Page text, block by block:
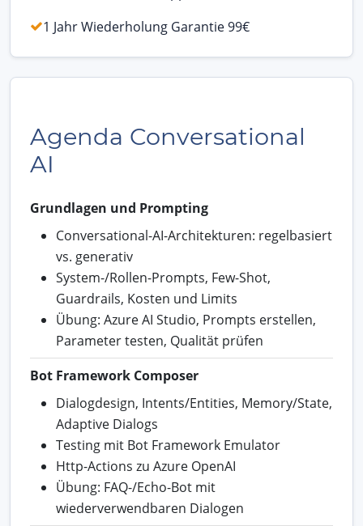
1 Jahr Wiederholung Garantie 99€
Agenda Conversational
AI
Grundlagen und Prompting
Conversational-AI-Architekturen: regelbasiert
vs. generativ
System-/Rollen-Prompts, Few-Shot,
Guardrails, Kosten und Limits
Übung: Azure AI Studio, Prompts erstellen,
Parameter testen, Qualität prüfen
Bot Framework Composer
Dialogdesign, Intents/Entities, Memory/State,
Adaptive Dialogs
Testing mit Bot Framework Emulator
Http-Actions zu Azure OpenAI
Übung: FAQ-/Echo-Bot mit
wiederverwendbaren Dialogen